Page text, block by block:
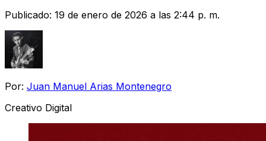
Publicado: 19 de enero de 2026 a las 2:44 p. m.
Por: Juan Manuel Arias Montenegro
Creativo Digital